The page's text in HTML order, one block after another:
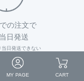
MY PAGE CART
の注文で
日発送
日発送できない
しておりません。